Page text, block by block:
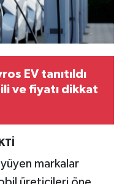
EV tanıtıldı
ve fiyatı dikkat
markalar